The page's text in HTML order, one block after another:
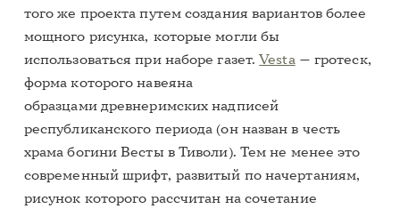
того же проекта путем создания вариантов более
мощного рисунка, которые могли бы
использоваться при наборе газет.Vesta— гротеск,
форма которого навеяна
образцами древнеримских надписей
республиканского периода (он назван в честь
храма богини Весты в Тиволи). Тем не менее это
современный шрифт, развитый по начертаниям,
рисунок которого рассчитан на сочетание